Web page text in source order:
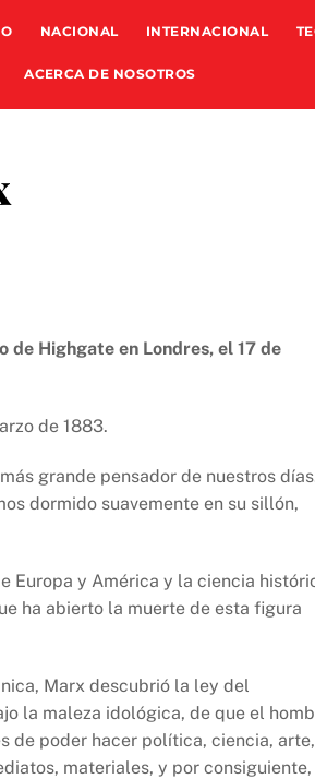
NACIONAL INTERNACIONAL
ACERCA DE NOSOTROS
de Highgate en Londres, el 17 de
de 1883.
grande pensador de nuestros
dormido suavemente en su sillón,
Europa y América y la ciencia
ha abierto la muerte de esta figura
Marx descubrió la ley del
la maleza idológica, de que el
de poder hacer política, ciencia, arte,
materiales, y por consiguiente,